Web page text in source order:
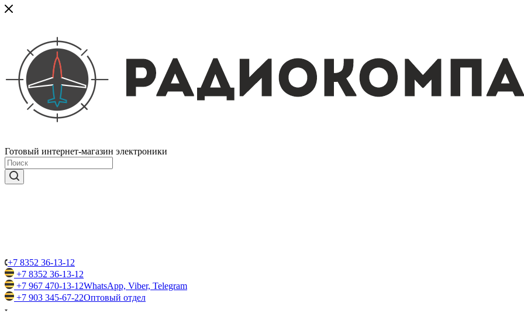
Готовый интернет-магазин электроники
+7 8352 36-13-12
+7 8352 36-13-12
+7 967 470-13-12WhatsApp, Viber, Telegram
+7 903 345-67-22Оптовый отдел